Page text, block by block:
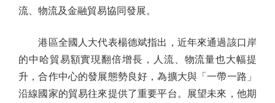
流、物流及金融貿易協同發展。
港區全國人大代表楊德斌指出，近年來通過該口岸
的中哈貿易額實現翻倍增長，人流、物流量也大幅提
升，合作中心的發展態勢良好，為擴大與「一帶一路」
沿線國家的貿易往來提供了重要平台。展望未來，他期